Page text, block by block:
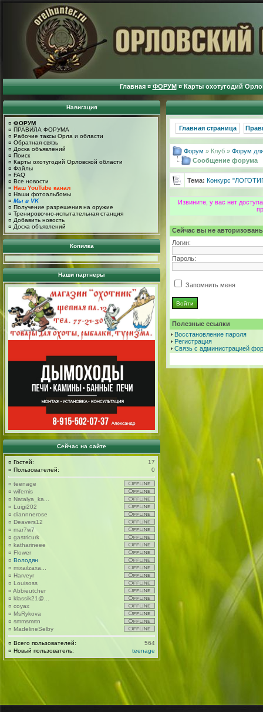
Главная ¤ ФОРУМ ¤ Карты охотугодий
Навигация
¤ ФОРУМ
¤ ПРАВИЛА ФОРУМА
¤ Рабочие таксы Орла и области
¤ Обратная связь
¤ Доска объявлений
¤ Поиск
¤ Карты охотугодий Орловской области
¤ Файлы
¤ FAQ
¤ Все новости
¤ Наш YouTube канал
¤ Наши фотоальбомы
¤ Мы в VK
¤ Получение разрешения на оружие
¤ Тренировочно-испытательная станция
¤ Добавить новость
¤ Доска объявлений
Копилка
Наши партнеры
Сейчас на сайте
¤ Гостей:
17
¤ Пользователей: 0
¤ teenage
¤ wifemis
¤ Natalya_ka...
¤ Luigi202
¤ diannnerose
¤ Deavers12
¤ mar7w7
¤ gastricurk
¤ katharineee
¤ Flower
¤ Володян
¤ mixailzaxa...
¤ Harveyr
¤ Louisoss
¤ Abbieutcher
¤ klassik21@...
¤ coyax
¤ MsRykova
¤ smmsmrtn
¤ MadelineSelby
¤ Всего пользователей:
564
¤ Новый пользователь: teenage
Главная страница
Форум » Клуб » Форум
Сообщение форума
Тема: Конкурс
Извините, у вас нет
Сейчас вы не
Логин:
Пароль:
Запомнить меня
Полезные ссылки
Восстановление пароля
Регистрация
Связь с администрацией